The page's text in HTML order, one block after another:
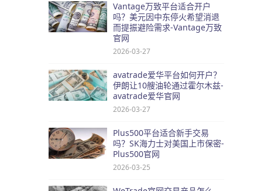
Vantage万致平台适合开户
吗？美元因中东停火希望消退
而提振避险需求-Vantage万致
官网
2026-03-27
avatrade爱华平台如何开户？
伊朗让10艘油轮通过霍尔木兹-
avatrade爱华官网
2026-03-27
Plus500平台适合新手交易
吗？SK海力士对美国上市保密-
Plus500官网
2026-03-25